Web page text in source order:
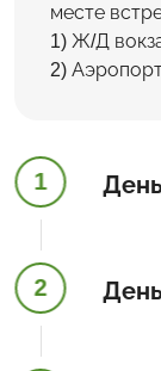
месте
1) Ж/Д
2)
1
2